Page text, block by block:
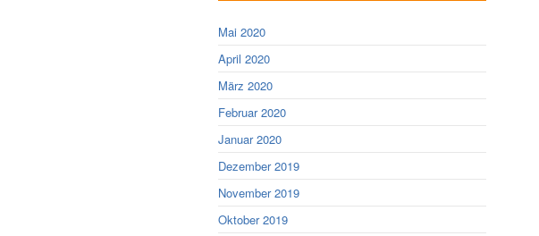
Mai 2020
April 2020
März 2020
Februar 2020
Januar 2020
Dezember 2019
November 2019
Oktober 2019